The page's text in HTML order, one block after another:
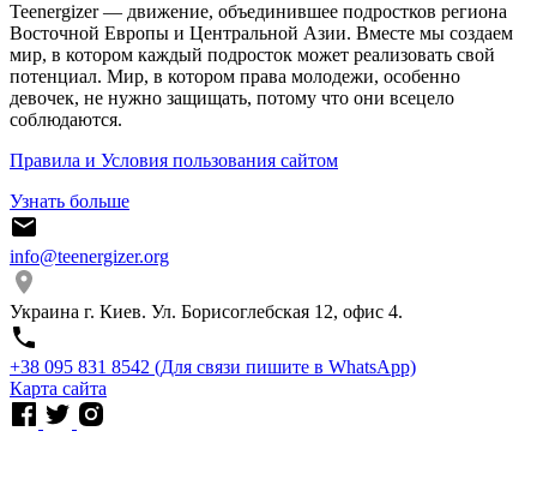
Teenergizer — движение, объединившее подростков региона
Восточной Европы и Центральной Азии. Вместе мы создаем
мир, в котором каждый подросток может реализовать свой
потенциал. Мир, в котором права молодежи, особенно
девочек, не нужно защищать, потому что они всецело
соблюдаются.
Правила и Условия пользования сайтом
Узнать больше
info@teenergizer.org
Украина г. Киев. Ул. Борисоглебская 12, офис 4.
⁨+38 095 831 8542⁩ (Для связи пишите в WhatsApp)
Карта сайта